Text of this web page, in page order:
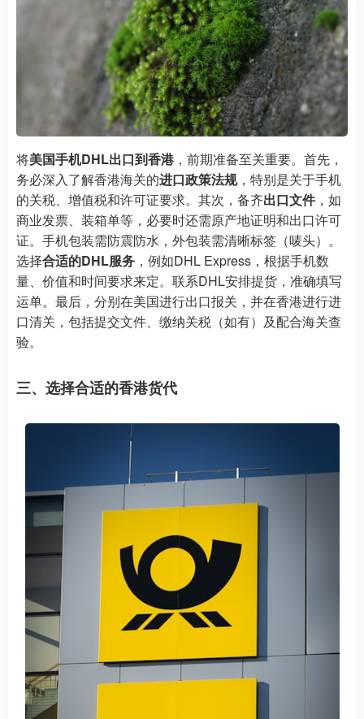
将美国手机DHL出口到香港，前期准备至关重要。首先，
务必深入了解香港海关的进口政策法规，特别是关于手机
的关税、增值税和许可证要求。其次，备齐出口文件，如
商业发票、装箱单等，必要时还需原产地证明和出口许可
证。手机包装需防震防水，外包装需清晰标签（唛头）。
选择合适的DHL服务 ，例如DHL Express，根据手机数
量、价值和时间要求来定。联系DHL安排提货，准确填写
运单。最后，分别在美国进行出口报关，并在香港进行进
口清关，包括提交文件、缴纳关税（如有）及配合海关查
验。
三、选择合适的香港货代